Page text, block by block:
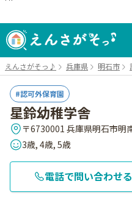
えんさがそっ♪ 兵庫県 明石市
認可外保育園
星鈴幼稚学舎
〒6730001 兵庫県明石市明
3歳, 4歳, 5歳
電話で問い合わせる